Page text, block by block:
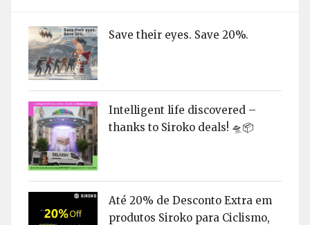
Save their eyes. Save 20%.
Intelligent life discovered –
thanks to Siroko deals! 🛸📦
Até 20% de Desconto Extra em
produtos Siroko para Ciclismo,